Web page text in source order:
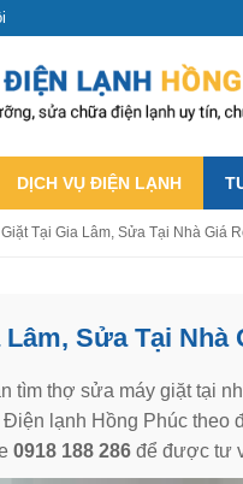
DỊCH VỤ ĐIỆN LẠNH
Tại Gia Lâm, Sửa Tại Nhà Giá
Sửa Tại Nhà
tìm thợ sửa máy giặt tại
Điện lạnh Hồng Phúc theo
0918 188 286 để được tư